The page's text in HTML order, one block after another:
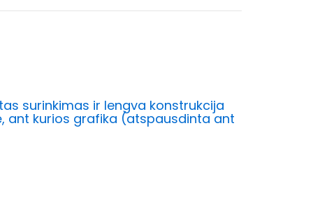
surinkimas ir lengva konstrukcija
ant kurios grafika (atspausdinta ant